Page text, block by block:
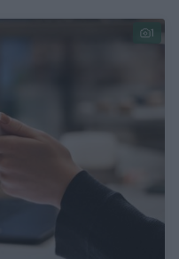
1